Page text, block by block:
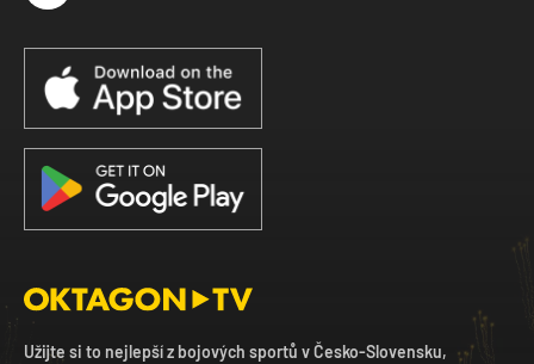
Užijte si to nejlepší z bojových sportů v Česko-Slovensku,